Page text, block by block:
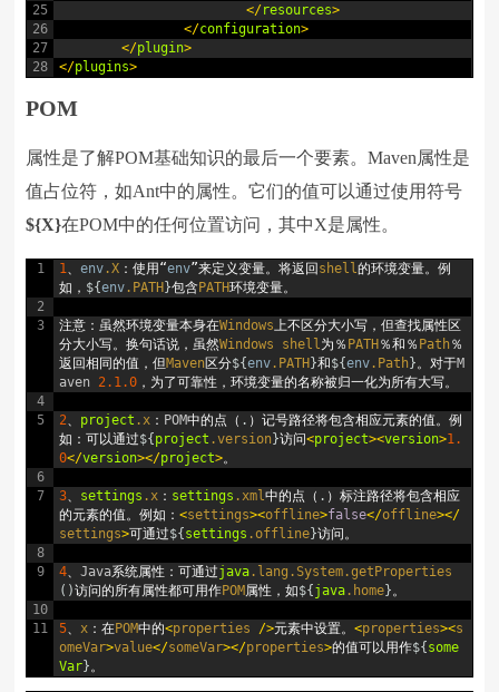
25
26
27
28
</resources>
</configuration>
</plugin>
</plugins>
POM
属性是了解POM基础知识的最后一个要素。Maven属性是
值占位符，如Ant中的属性。它们的值可以通过使用符号
${X}在POM中的任何位置访问，其中X是属性。
1
2
3
4
5
6
7
8
9
10
11
1、env .X ：使用“env”来定义变量。将返回 shell的环境变量。例
如， ${env .PATH }包含PATH环境变量。
注意：虽然环境变量本身在Windows上不区分大小写，但查找属性区
分大小写。换句话说，虽然Windows shell为％ PATH ％和％ Path％
返回相同的值，但Maven区分${env .PATH }和${env .Path}。对于M
aven 2.1.0 ，为了可靠性，环境变量的名称被归一化为所有大写。
2、 project .x ： POM中的点（ . ）记号路径将包含相应元素的值。例
如：可以通过${ project .version}访问<project><version>1.
0</version></project>。
3、 settings .x ： settings .xml中的点（ . ）标注路径将包含相应
的元素的值。例如：<settings><offline>false</offline></
settings>可通过${ settings .offline}访问。
4、Java系统属性：可通过java .lang .System .getProperties
( )访问的所有属性都可用作POM属性，如${ java .home}。
5、x ：在POM中的<properties />元素中设置。<properties><s
omeVar>value</someVar></properties>的值可以用作${ some
Var}。